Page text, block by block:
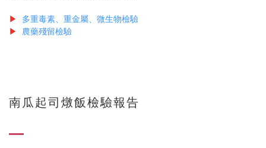
▶ 多重毒素、重金屬、微生物檢驗
▶ 農藥殘留檢驗
南瓜起司燉飯檢驗報告